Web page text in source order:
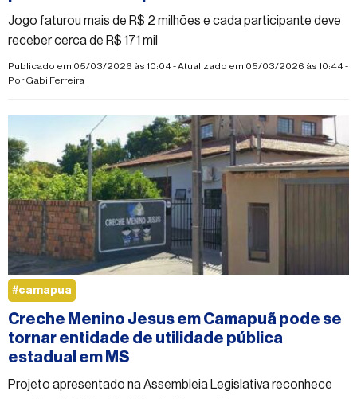
Jogo faturou mais de R$ 2 milhões e cada participante deve
receber cerca de R$ 171 mil
Publicado em 05/03/2026 às 10:04 - Atualizado em 05/03/2026 às 10:44 -
PorGabi Ferreira
Creche Menino Jesus em Camapuã pode se
tornar entidade de utilidade pública
estadual em MS
Projeto apresentado na Assembleia Legislativa reconhece
#camapua